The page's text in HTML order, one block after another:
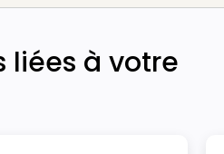
liées à votre